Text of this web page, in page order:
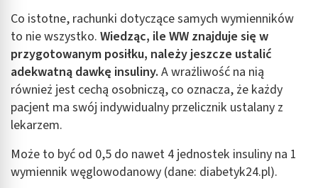
Co istotne, rachunki dotyczące samych wymienników
to nie wszystko. Wiedząc, ile WW znajduje się w
przygotowanym posiłku, należy jeszcze ustalić
adekwatną dawkę insuliny.A wrażliwość na nią
również jest cechą osobniczą, co oznacza, że każdy
pacjent ma swój indywidualny przelicznik ustalany z
lekarzem.
Może to być od 0,5 do nawet 4 jednostek insuliny na 1
wymiennik węglowodanowy (dane: diabetyk24.pl).